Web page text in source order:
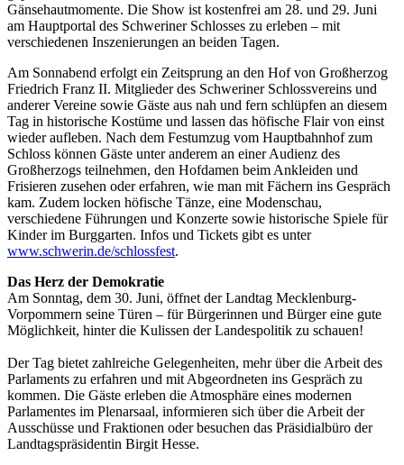
Gänsehautmomente. Die Show ist kostenfrei am 28. und 29. Juni
am Hauptportal des Schweriner Schlosses zu erleben – mit
verschiedenen Inszenierungen an beiden Tagen.
Am Sonnabend erfolgt ein Zeitsprung an den Hof von Großherzog
Friedrich Franz II. Mitglieder des Schweriner Schlossvereins und
anderer Vereine sowie Gäste aus nah und fern schlüpfen an diesem
Tag in historische Kostüme und lassen das höfische Flair von einst
wieder aufleben. Nach dem Festumzug vom Hauptbahnhof zum
Schloss können Gäste unter anderem an einer Audienz des
Großherzogs teilnehmen, den Hofdamen beim Ankleiden und
Frisieren zusehen oder erfahren, wie man mit Fächern ins Gespräch
kam. Zudem locken höfische Tänze, eine Modenschau,
verschiedene Führungen und Konzerte sowie historische Spiele für
Kinder im Burggarten. Infos und Tickets gibt es unter
www.schwerin.de/schlossfest.
Das Herz der Demokratie
Am Sonntag, dem 30. Juni, öffnet der Landtag Mecklenburg-
Vorpommern seine Türen – für Bürgerinnen und Bürger eine gute
Möglichkeit, hinter die Kulissen der Landespolitik zu schauen!
Der Tag bietet zahlreiche Gelegenheiten, mehr über die Arbeit des
Parlaments zu erfahren und mit Abgeordneten ins Gespräch zu
kommen. Die Gäste erleben die Atmosphäre eines modernen
Parlamentes im Plenarsaal, informieren sich über die Arbeit der
Ausschüsse und Fraktionen oder besuchen das Präsidialbüro der
Landtagspräsidentin Birgit Hesse.